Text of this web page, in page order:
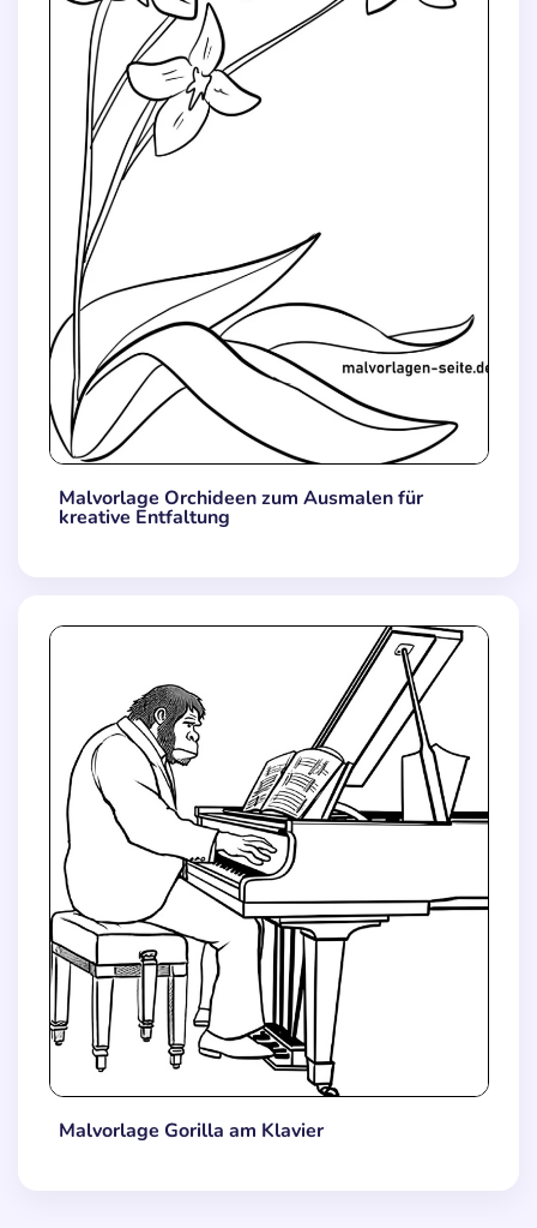
Malvorlage Orchideen zum Ausmalen für
kreative Entfaltung
Malvorlage Gorilla am Klavier